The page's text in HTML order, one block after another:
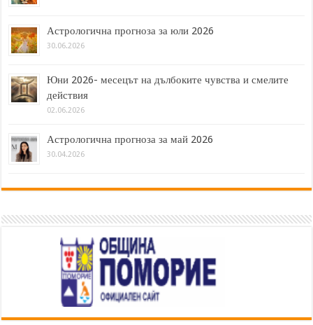
Астрологична прогноза за юли 2026
30.06.2026
Юни 2026- месецът на дълбоките чувства и смелите
действия
02.06.2026
Астрологична прогноза за май 2026
30.04.2026